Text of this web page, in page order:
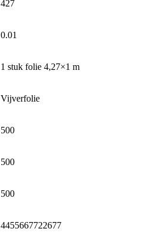
427
0.01
1 stuk folie 4,27×1 m
Vijverfolie
500
500
500
4455667722677